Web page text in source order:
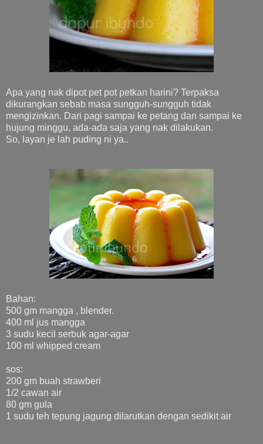
Apa yang nak dipot pet pot petkan harini? Terpaksa
dikurangkan sebab masa sungguh-sungguh tidak
mengizinkan. Dari pagi sampai ke petang dan sampai ke
hujung minggu, ada-ada saja yang nak dilakukan.
So, layan je lah puding ni ya..
Bahan:
500 gm mangga , blender.
400 ml jus mangga
3 sudu kecil serbuk agar-agar
100 ml whipped cream
sos:
200 gm buah strawberi
1/2 cawan air
80 gm gula
1 sudu teh tepung jagung dilarutkan dengan sedikit air